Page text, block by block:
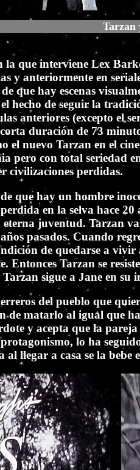
y la fuemte mágica
que interviene Lex
y anteriormente en
que hay escenas
hecho de seguir la
anteriores (excepto el
duración de 73
nuevo Tarzan en el
pero con total seriedad
civilizaciones perdidas.
que hay un hombre
en la selva hace
juventud. Tarzan
pasados. Cuando
de quedarse a
Tarzan se
sigue a Jane en su
del pueblo que
matarlo al igual que
y acepta que la
lo ha
llegar a casa se la